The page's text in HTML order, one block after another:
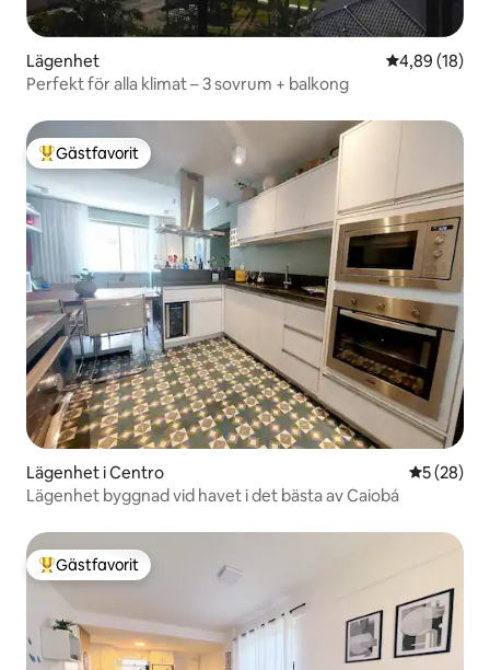
Lägenhet 4,89 av 5 i
4,89 (18)
Perfekt för alla klimat – 3 sovrum + balkong
Populär gästfavorit
Gästfavorit
Lägenhet i Centro 5 av 5 i
5 (28)
Lägenhet byggnad vid havet i det bästa av Caiobá
Populär gästfavorit
Gästfavorit